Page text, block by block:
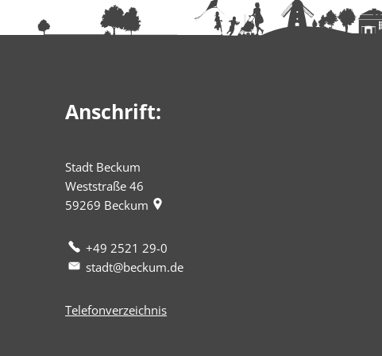
Anschrift:
Stadt Beckum
Weststraße 46
59269 Beckum
+49 2521 29-0
stadt@beckum.de
Telefonverzeichnis